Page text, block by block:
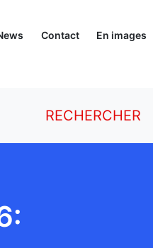
Contact En images
RECHERCHER